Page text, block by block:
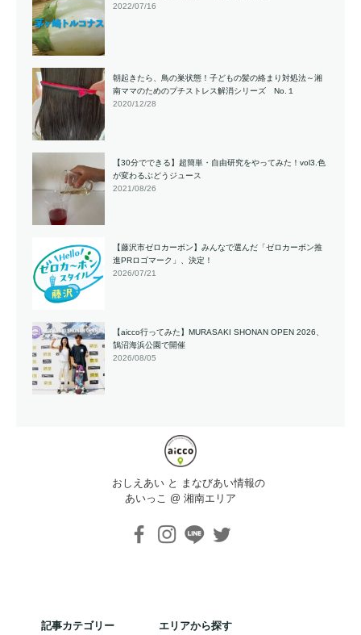
2022/07/16
朝起きたら、鳥の巣状態！子どもの髪の絡まり対処法～湘
南ママのためのプチストレス解消シリーズ No.１
2020/12/28
【30分でできる】超簡単・自由研究をやってみた！vol3.色
が変わるぶどうジュース
2021/08/26
【藤沢市ゼロカーボン】みんなで選んだ「ゼロカーボン推
進PRロゴマーク」、決定！
2026/07/21
【aicco行ってみた】MURASAKI SHONAN OPEN 2026、
鵠沼海浜公園で開催
2026/08/05
おしえあい と まなびあい情報の
あいっこ @ 湘南エリア
記事カテゴリー エリアから探す